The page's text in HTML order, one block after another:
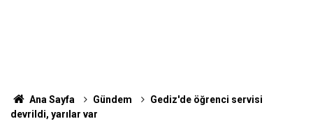
Ana Sayfa Gündem
Gediz'de öğrenci servisi
devrildi, yarılar var